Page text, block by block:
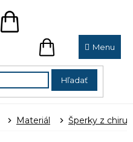
Hľadať
NÁKUPNÝ
NÁKUPNÝ
KOŠÍK
Materiál Šperky z